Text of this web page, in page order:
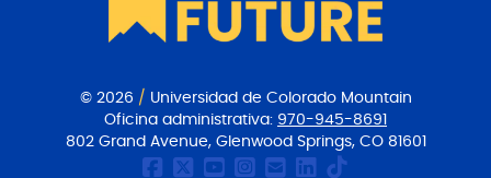
© 2026 / Universidad de Colorado Mountain
Oficina administrativa: 970-945-8691
802 Grand Avenue, Glenwood Springs, CO 81601
Página de Facebook del
CMC Twitter
Canal Youtube del
CMC enCMC en